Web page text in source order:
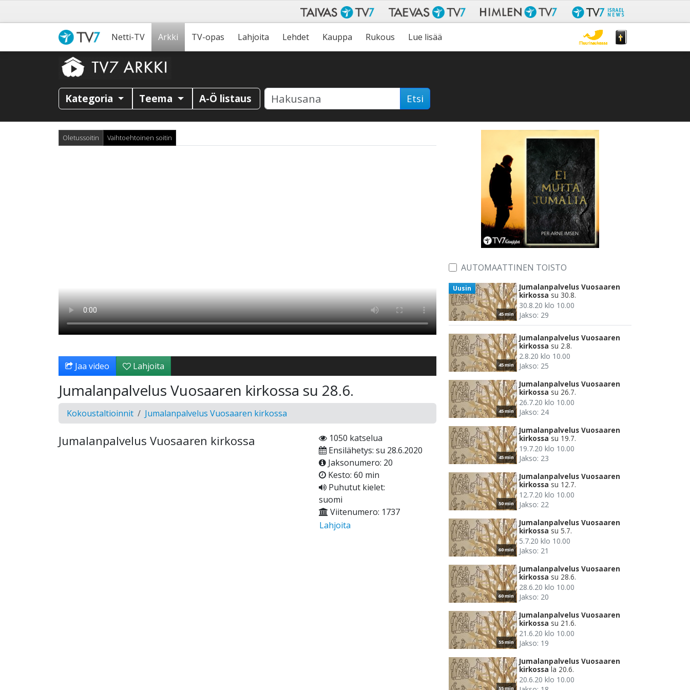
Netti-TV Arkki TV-opas Lahjoita Lehdet Kauppa Rukous Lue lisää
Kategoria Teema A-Ö listaus Etsi
Oletussoitin Vaihtoehtoinen soitin
Jaa video Lahjoita
Jumalanpalvelus Vuosaaren kirkossa su 28.6.
Kokoustaltioinnit Jumalanpalvelus Vuosaaren kirkossa
Jumalanpalvelus Vuosaaren kirkossa
1050 katselua
Ensilähetys: su 28.6.2020
Jaksonumero: 20
Kesto: 60 min
Puhutut kielet:
suomi
Viitenumero: 1737
Lahjoita
AUTOMAATTINEN TOISTO
45 min
Uusin
Jumalanpalvelus Vuosaaren
kirkossa su 30.8.
30.8.20 klo 10.00
Jakso: 29
45 min
Jumalanpalvelus Vuosaaren
kirkossa su 2.8.
2.8.20 klo 10.00
Jakso: 25
45 min
Jumalanpalvelus Vuosaaren
kirkossa su 26.7.
26.7.20 klo 10.00
Jakso: 24
45 min
Jumalanpalvelus Vuosaaren
kirkossa su 19.7.
19.7.20 klo 10.00
Jakso: 23
50 min
Jumalanpalvelus Vuosaaren
kirkossa su 12.7.
12.7.20 klo 10.00
Jakso: 22
60 min
Jumalanpalvelus Vuosaaren
kirkossa su 5.7.
5.7.20 klo 10.00
Jakso: 21
60 min
Jumalanpalvelus Vuosaaren
kirkossa su 28.6.
28.6.20 klo 10.00
Jakso: 20
55 min
Jumalanpalvelus Vuosaaren
kirkossa su 21.6.
21.6.20 klo 10.00
Jakso: 19
55 min
Jumalanpalvelus Vuosaaren
kirkossa la 20.6.
20.6.20 klo 10.00